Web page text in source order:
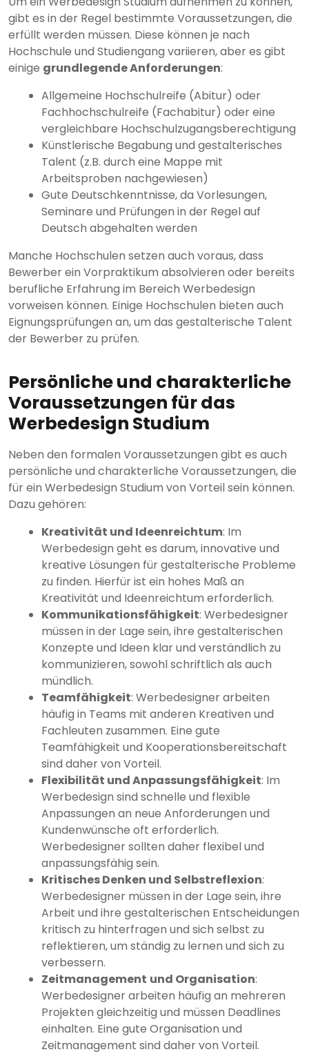
gibt es in der Regel bestimmte Voraussetzungen, die
erfüllt werden müssen. Diese können je nach
Hochschule und Studiengang variieren, aber es gibt
einige grundlegende Anforderungen:
Allgemeine Hochschulreife (Abitur) oder
Fachhochschulreife (Fachabitur) oder eine
vergleichbare Hochschulzugangsberechtigung
Künstlerische Begabung und gestalterisches
Talent (z.B. durch eine Mappe mit
Arbeitsproben nachgewiesen)
Gute Deutschkenntnisse, da Vorlesungen,
Seminare und Prüfungen in der Regel auf
Deutsch abgehalten werden
Manche Hochschulen setzen auch voraus, dass
Bewerber ein Vorpraktikum absolvieren oder bereits
berufliche Erfahrung im Bereich Werbedesign
vorweisen können. Einige Hochschulen bieten auch
Eignungsprüfungen an, um das gestalterische Talent
der Bewerber zu prüfen.
Persönliche und charakterliche
Voraussetzungen für das
Werbedesign Studium
Neben den formalen Voraussetzungen gibt es auch
persönliche und charakterliche Voraussetzungen, die
für ein Werbedesign Studium von Vorteil sein können.
Dazu gehören:
Kreativität und Ideenreichtum: Im
Werbedesign geht es darum, innovative und
kreative Lösungen für gestalterische Probleme
zu finden. Hierfür ist ein hohes Maß an
Kreativität und Ideenreichtum erforderlich.
Kommunikationsfähigkeit: Werbedesigner
müssen in der Lage sein, ihre gestalterischen
Konzepte und Ideen klar und verständlich zu
kommunizieren, sowohl schriftlich als auch
mündlich.
Teamfähigkeit: Werbedesigner arbeiten
häufig in Teams mit anderen Kreativen und
Fachleuten zusammen. Eine gute
Teamfähigkeit und Kooperationsbereitschaft
sind daher von Vorteil.
Flexibilität und Anpassungsfähigkeit: Im
Werbedesign sind schnelle und flexible
Anpassungen an neue Anforderungen und
Kundenwünsche oft erforderlich.
Werbedesigner sollten daher flexibel und
anpassungsfähig sein.
Kritisches Denken und Selbstreflexion:
Werbedesigner müssen in der Lage sein, ihre
Arbeit und ihre gestalterischen Entscheidungen
kritisch zu hinterfragen und sich selbst zu
reflektieren, um ständig zu lernen und sich zu
verbessern.
Zeitmanagement und Organisation:
Werbedesigner arbeiten häufig an mehreren
Projekten gleichzeitig und müssen Deadlines
einhalten. Eine gute Organisation und
Zeitmanagement sind daher von Vorteil.